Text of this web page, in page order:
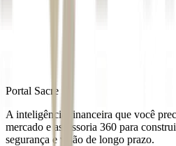
Portal Sacre
A inteligência financeira que você
mercado e assessoria 360 para
segurança e visão de longo prazo.